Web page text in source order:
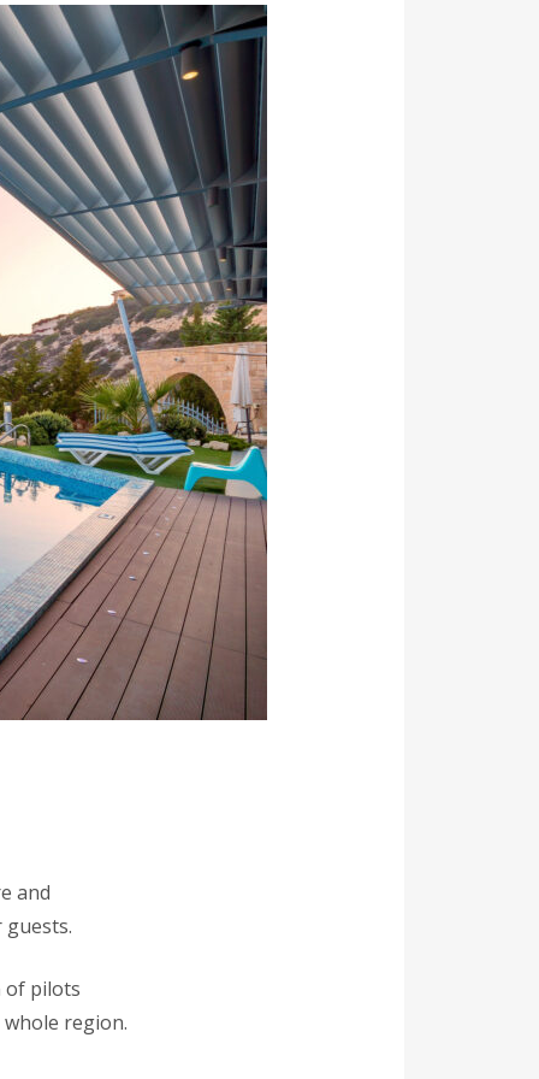
and
of pilots
region.